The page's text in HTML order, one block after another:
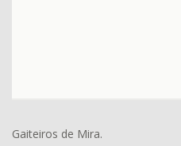
Gaiteiros de Mira.